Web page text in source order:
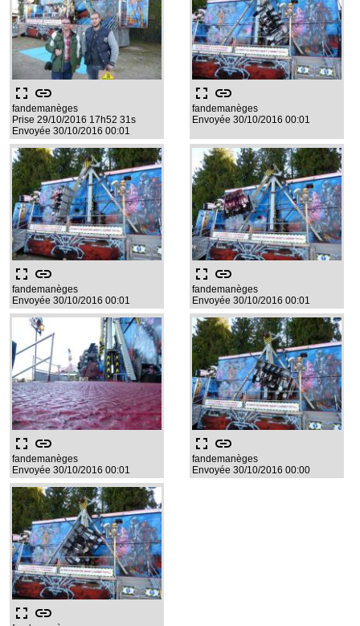
fullscreen link
fandemanèges
Prise 29/10/2016 17h52 31s
Envoyée 30/10/2016 00:01
fullscreen link
fandemanèges
Envoyée 30/10/2016 00:01
fullscreen link
fandemanèges
Envoyée 30/10/2016 00:01
fullscreen link
fandemanèges
Envoyée 30/10/2016 00:01
fullscreen link
fandemanèges
Envoyée 30/10/2016 00:01
fullscreen link
fandemanèges
Envoyée 30/10/2016 00:00
fullscreen link